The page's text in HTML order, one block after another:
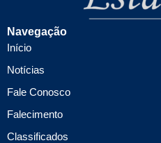
Navegação
Início
Notícias
Fale Conosco
Falecimento
Classificados